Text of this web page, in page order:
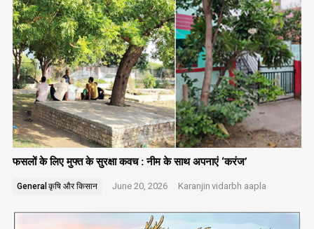
फसलों के लिए मुफ्त के सुरक्षा कवच : नीम के साथ अपनाएं ‘करंज’
General कृषि और किसान June 20, 2026 Karanjin vidarbh aapla